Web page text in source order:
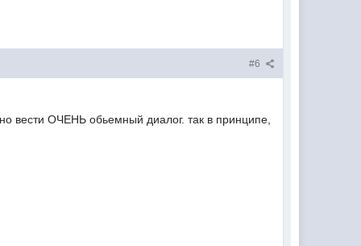
#6
вести ОЧЕНЬ обьемный диалог. так в принципе,